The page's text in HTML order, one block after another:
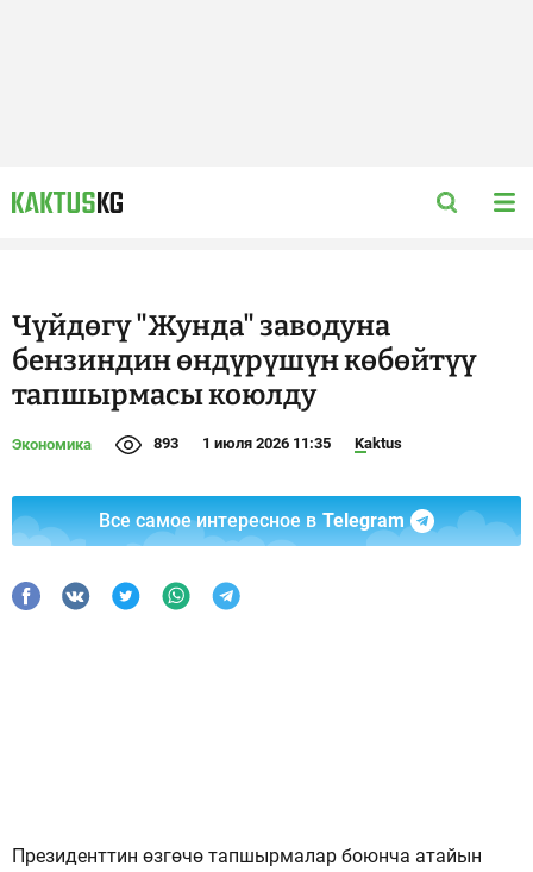
Чүйдөгү "Жунда" заводуна
бензиндин өндүрүшүн көбөйтүү
тапшырмасы коюлду
Экономика 893 1 июля 2026 11:35 Kaktus
Все самое интересное в Telegram
Президенттин өзгөчө тапшырмалар боюнча атайын